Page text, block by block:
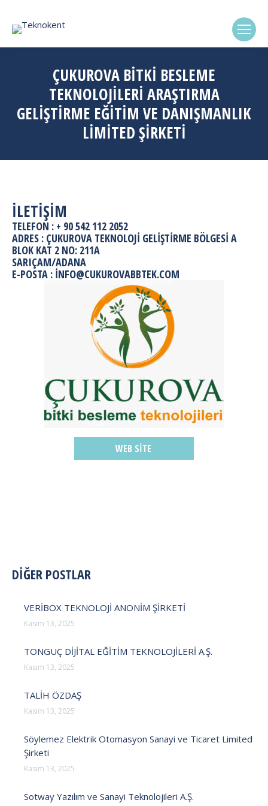
ÇUKUROVA BİTKİ BESLEME
TEKNOLOJİLERİ ARAŞTIRMA
GELİŞTİRME EĞİTİM VE DANIŞMANLIK
LİMİTED ŞİRKETİ
İLETİŞİM
TELEFON : + 90 542 112 2052
ADRES : ÇUKUROVA TEKNOLOJI GELIŞTIRME BÖLGESI A
BLOK KAT 2 NO: 211A
SARIÇAM/ADANA
E-POSTA : INFO@CUKUROVABBTEK.COM
WEB SITE
POST
DİĞER POSTLAR
VERİBOX TEKNOLOJİ ANONİM ŞİRKETİ
Kasım 13, 2025
TONGUÇ DİJİTAL EĞİTİM TEKNOLOJİLERİ A.Ş.
Kasım 13, 2025
TALİH ÖZDAŞ
Kasım 13, 2025
Söylemez Elektrik Otomasyon Sanayi ve Ticaret Limited
Şirketi
Kasım 13, 2025
Sotway Yazılım ve Sanayi Teknolojileri A.Ş.